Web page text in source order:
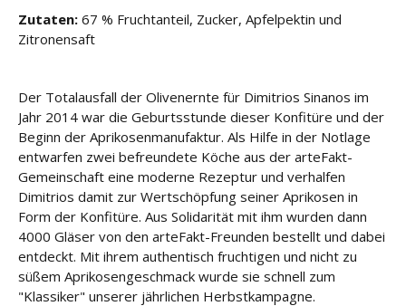
Zutaten: 67 % Fruchtanteil, Zucker, Apfelpektin und
Zitronensaft
Der Totalausfall der Olivenernte für Dimitrios Sinanos im
Jahr 2014 war die Geburtsstunde dieser Konfitüre und der
Beginn der Aprikosenmanufaktur. Als Hilfe in der Notlage
entwarfen zwei befreundete Köche aus der arteFakt-
Gemeinschaft eine moderne Rezeptur und verhalfen
Dimitrios damit zur Wertschöpfung seiner Aprikosen in
Form der Konfitüre. Aus Solidarität mit ihm wurden dann
4000 Gläser von den arteFakt-Freunden bestellt und dabei
entdeckt. Mit ihrem authentisch fruchtigen und nicht zu
süßem Aprikosengeschmack wurde sie schnell zum
"Klassiker" unserer jährlichen Herbstkampagne.